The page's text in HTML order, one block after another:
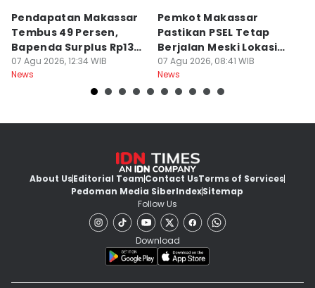
Pendapatan Makassar
Tembus 49 Persen,
Bapenda Surplus Rp130
Miliar
07 Agu 2026, 12:34 WIB
News
Pemkot Makassar
Pastikan PSEL Tetap
Berjalan Meski Lokasi
Belum Final
07 Agu 2026, 08:41 WIB
News
About UsEditorial TeamContact UsTerms of Services
Pedoman Media SiberIndexSitemap
Follow Us
Download